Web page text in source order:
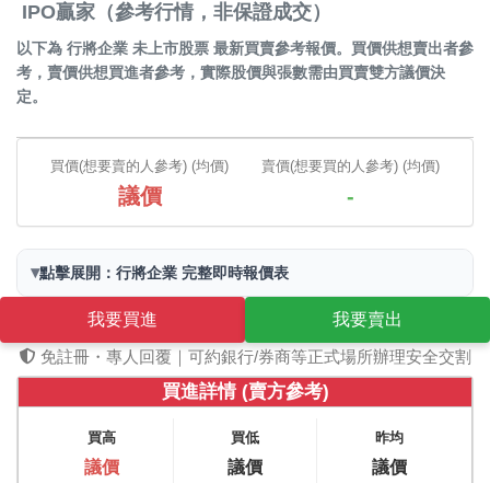
IPO贏家（參考行情，非保證成交）
以下為 行將企業 未上市股票 最新買賣參考報價。買價供想賣出者參
考，賣價供想買進者參考，實際股價與張數需由買賣雙方議價決
定。
買價(想要賣的人參考) (均價)
議價
賣價(想要買的人參考) (均價)
-
▾點擊展開：行將企業 完整即時報價表
我要買進
我要賣出
免註冊・專人回覆｜可約銀行/券商等正式場所辦理安全交割
買進詳情 (賣方參考)
買高
議價
買低
議價
昨均
議價